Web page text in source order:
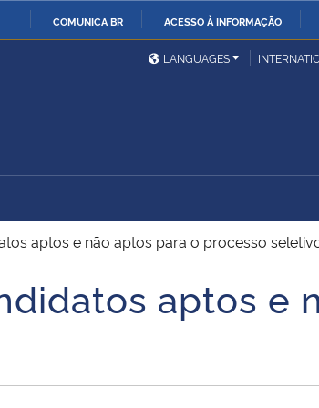
COMUNICA BR ACESSO À INFORMAÇÃO
Defesa
Ministério das Relações
Exteriores
Regional
União
Geral da União Banco Central do Brasil
LANGUAGES
aptos e não aptos para o processo
aptos e